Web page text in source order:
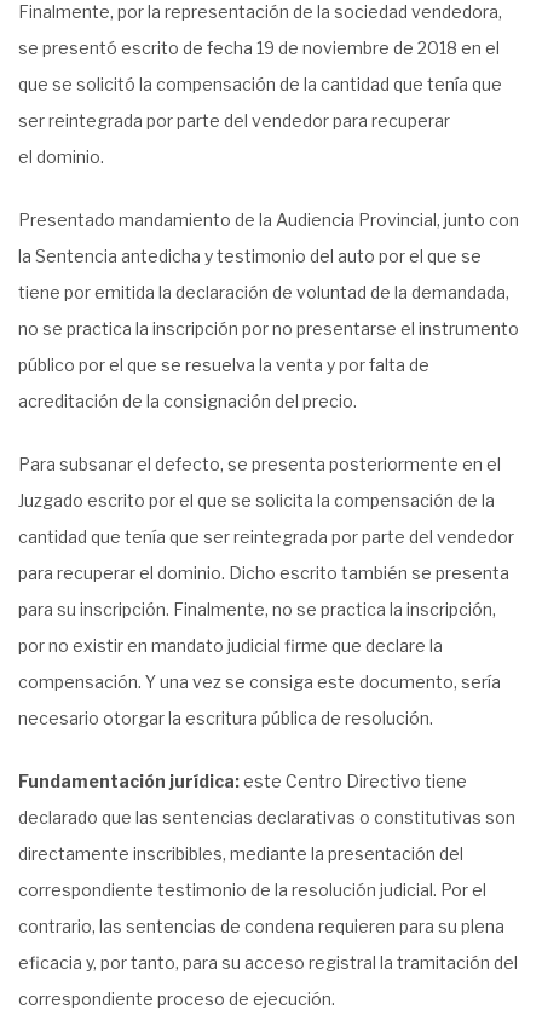
Finalmente, por la representación de la sociedad vendedora,
se presentó escrito de fecha 19 de noviembre de 2018 en el
que se solicitó la compensación de la cantidad que tenía que
ser reintegrada por parte del vendedor para recuperar
el dominio.
Presentado mandamiento de la Audiencia Provincial, junto con
la Sentencia antedicha y testimonio del auto por el que se
tiene por emitida la declaración de voluntad de la demandada,
no se practica la inscripción por no presentarse el instrumento
público por el que se resuelva la venta y por falta de
acreditación de la consignación del precio.
Para subsanar el defecto, se presenta posteriormente en el
Juzgado escrito por el que se solicita la compensación de la
cantidad que tenía que ser reintegrada por parte del vendedor
para recuperar el dominio. Dicho escrito también se presenta
para su inscripción. Finalmente, no se practica la inscripción,
por no existir en mandato judicial firme que declare la
compensación. Y una vez se consiga este documento, sería
necesario otorgar la escritura pública de resolución.
Fundamentación jurídica:este Centro Directivo tiene
declarado que las sentencias declarativas o constitutivas son
directamente inscribibles, mediante la presentación del
correspondiente testimonio de la resolución judicial. Por el
contrario, las sentencias de condena requieren para su plena
eficacia y, por tanto, para su acceso registral la tramitación del
correspondiente proceso de ejecución.